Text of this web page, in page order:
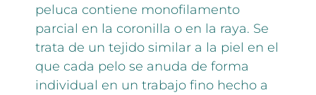
peluca contiene monofilamento
parcial en la coronilla o en la raya. Se
trata de un tejido similar a la piel en el
que cada pelo se anuda de forma
individual en un trabajo fino hecho a